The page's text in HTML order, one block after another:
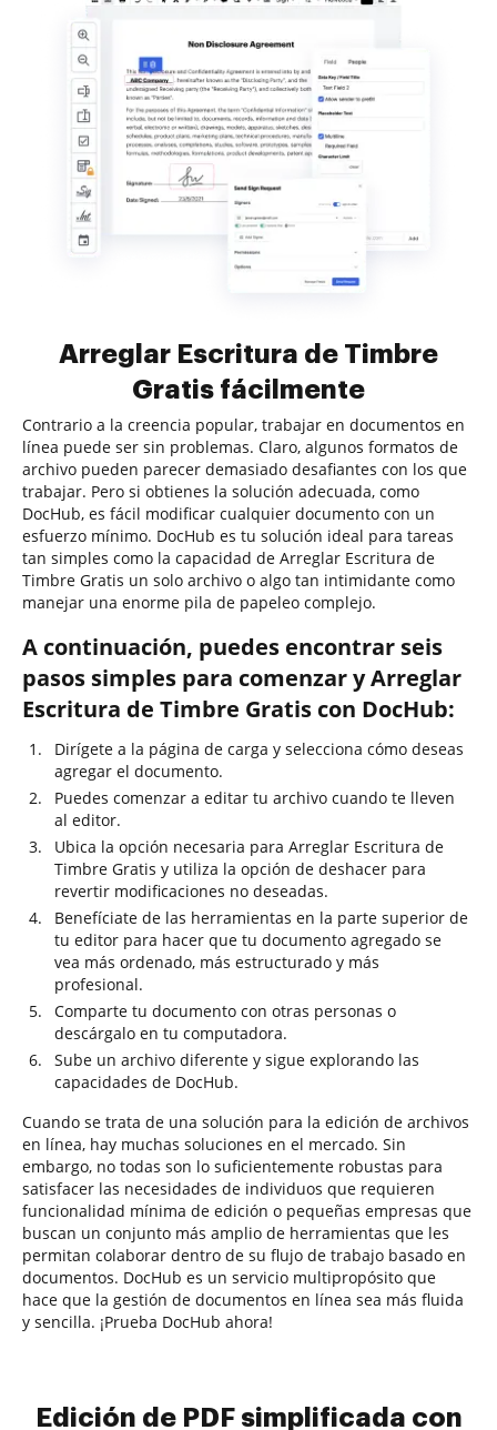
Arreglar Escritura de Timbre
Gratis fácilmente
Contrario a la creencia popular, trabajar en documentos en
línea puede ser sin problemas. Claro, algunos formatos de
archivo pueden parecer demasiado desafiantes con los que
trabajar. Pero si obtienes la solución adecuada, como
DocHub, es fácil modificar cualquier documento con un
esfuerzo mínimo. DocHub es tu solución ideal para tareas
tan simples como la capacidad de Arreglar Escritura de
Timbre Gratis un solo archivo o algo tan intimidante como
manejar una enorme pila de papeleo complejo.
A continuación, puedes encontrar seis
pasos simples para comenzar y Arreglar
Escritura de Timbre Gratis con DocHub:
Dirígete a la página de carga y selecciona cómo deseas
agregar el documento.
Puedes comenzar a editar tu archivo cuando te lleven
al editor.
Ubica la opción necesaria para Arreglar Escritura de
Timbre Gratis y utiliza la opción de deshacer para
revertir modificaciones no deseadas.
Benefíciate de las herramientas en la parte superior de
tu editor para hacer que tu documento agregado se
vea más ordenado, más estructurado y más
profesional.
Comparte tu documento con otras personas o
descárgalo en tu computadora.
Sube un archivo diferente y sigue explorando las
capacidades de DocHub.
Cuando se trata de una solución para la edición de archivos
en línea, hay muchas soluciones en el mercado. Sin
embargo, no todas son lo suficientemente robustas para
satisfacer las necesidades de individuos que requieren
funcionalidad mínima de edición o pequeñas empresas que
buscan un conjunto más amplio de herramientas que les
permitan colaborar dentro de su flujo de trabajo basado en
documentos. DocHub es un servicio multipropósito que
hace que la gestión de documentos en línea sea más fluida
y sencilla. ¡Prueba DocHub ahora!
Edición de PDF simplificada con